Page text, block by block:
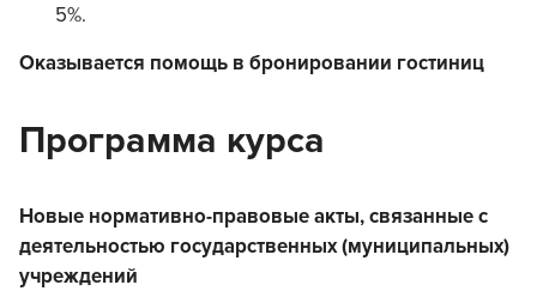
5%.
Оказывается помощь в бронировании гостиниц
Программа курса
Новые нормативно-правовые акты, связанные с
деятельностью государственных (муниципальных)
учреждений